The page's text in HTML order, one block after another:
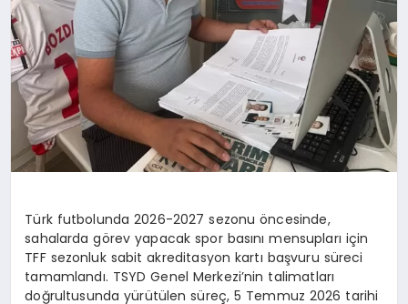
Türk futbolunda 2026-2027 sezonu öncesinde,
sahalarda görev yapacak spor basını mensupları için
TFF sezonluk sabit akreditasyon kartı başvuru süreci
tamamlandı. TSYD Genel Merkezi’nin talimatları
doğrultusunda yürütülen süreç, 5 Temmuz 2026 tarihi